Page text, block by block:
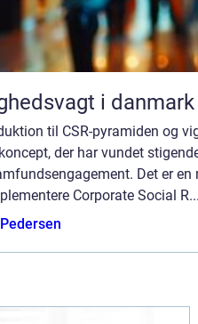
i danmark
til CSR-pyramiden og
der har vundet
Det er
Corporate Social R...